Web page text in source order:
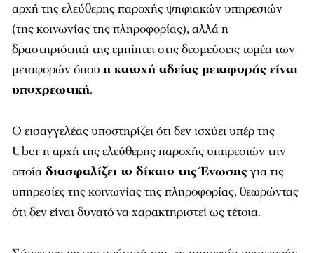
αρχή της ελεύθερης παροχής ψηφιακών υπηρεσιών
(της κοινωνίας της πληροφορίας), αλλά η
δραστηριότητά της εμπίπτει στις δεσμεύσεις τομέα των
μεταφορών όπου η κατοχή αδείας μεταφοράς είναι
υποχρεωτική.
Ο εισαγγελέας υποστηρίζει ότι δεν ισχύει υπέρ της
Uber η αρχή της ελεύθερης παροχής υπηρεσιών την
οποία διασφαλίζει το δίκαιο της Ένωσηςγια τις
υπηρεσίες της κοινωνίας της πληροφορίας, θεωρώντας
ότι δεν είναι δυνατό να χαρακτηριστεί ως τέτοια.